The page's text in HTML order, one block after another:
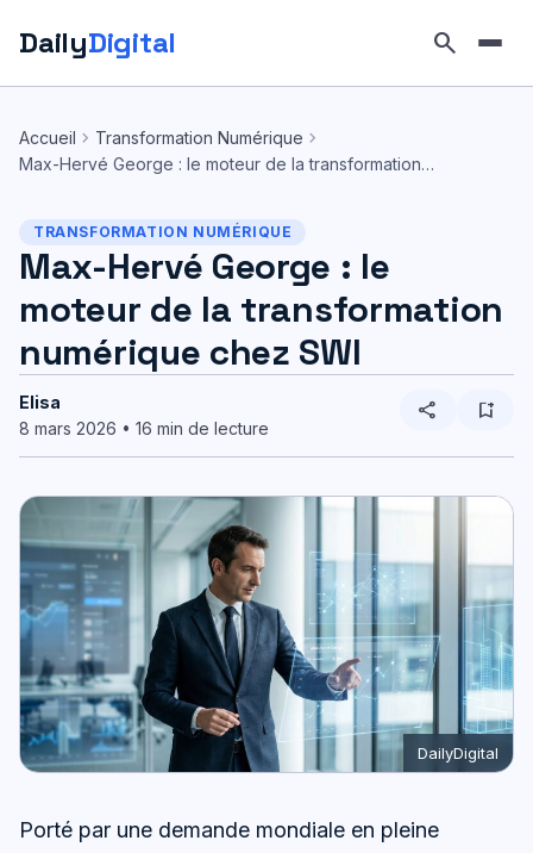
DailyDigital search
contenu
Accueil chevron_right Transformation Numérique chevron_right
Max-Hervé George : le moteur de la transformation…
TRANSFORMATION NUMÉRIQUE
Max-Hervé George : le
moteur de la transformation
numérique chez SWI
Elisa
8 mars 2026 • 16 min de lecture
share bookmark_add
DailyDigital
Porté par une demande mondiale en pleine